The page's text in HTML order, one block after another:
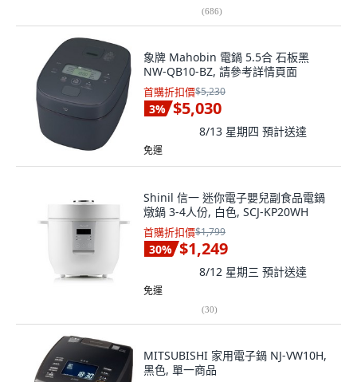
(686)
象牌 Mahobin 電鍋 5.5合 石板黑
NW-QB10-BZ, 請參考詳情頁面
首購折扣價$5,230
3% $5,030
8/13 星期四 預計送達
免運
Shinil 信一 迷你電子嬰兒副食品電鍋
燉鍋 3-4人份, 白色, SCJ-KP20WH
首購折扣價$1,799
30% $1,249
8/12 星期三 預計送達
免運
(30)
MITSUBISHI 家用電子鍋 NJ-VW10H,
黑色, 單一商品